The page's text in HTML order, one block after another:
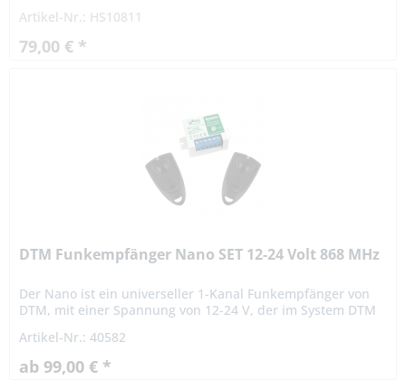
der Ansteuerung von Einfahrts- und...
Artikel-Nr.: HS10811
79,00 € *
DTM Funkempfänger Nano SET 12-24 Volt 868 MHz
Der Nano ist ein universeller 1-Kanal Funkempfänger von
DTM, mit einer Spannung von 12-24 V, der im System DTM
Funkempfängers liegt im...
Artikel-Nr.: 40582
ab 99,00 € *